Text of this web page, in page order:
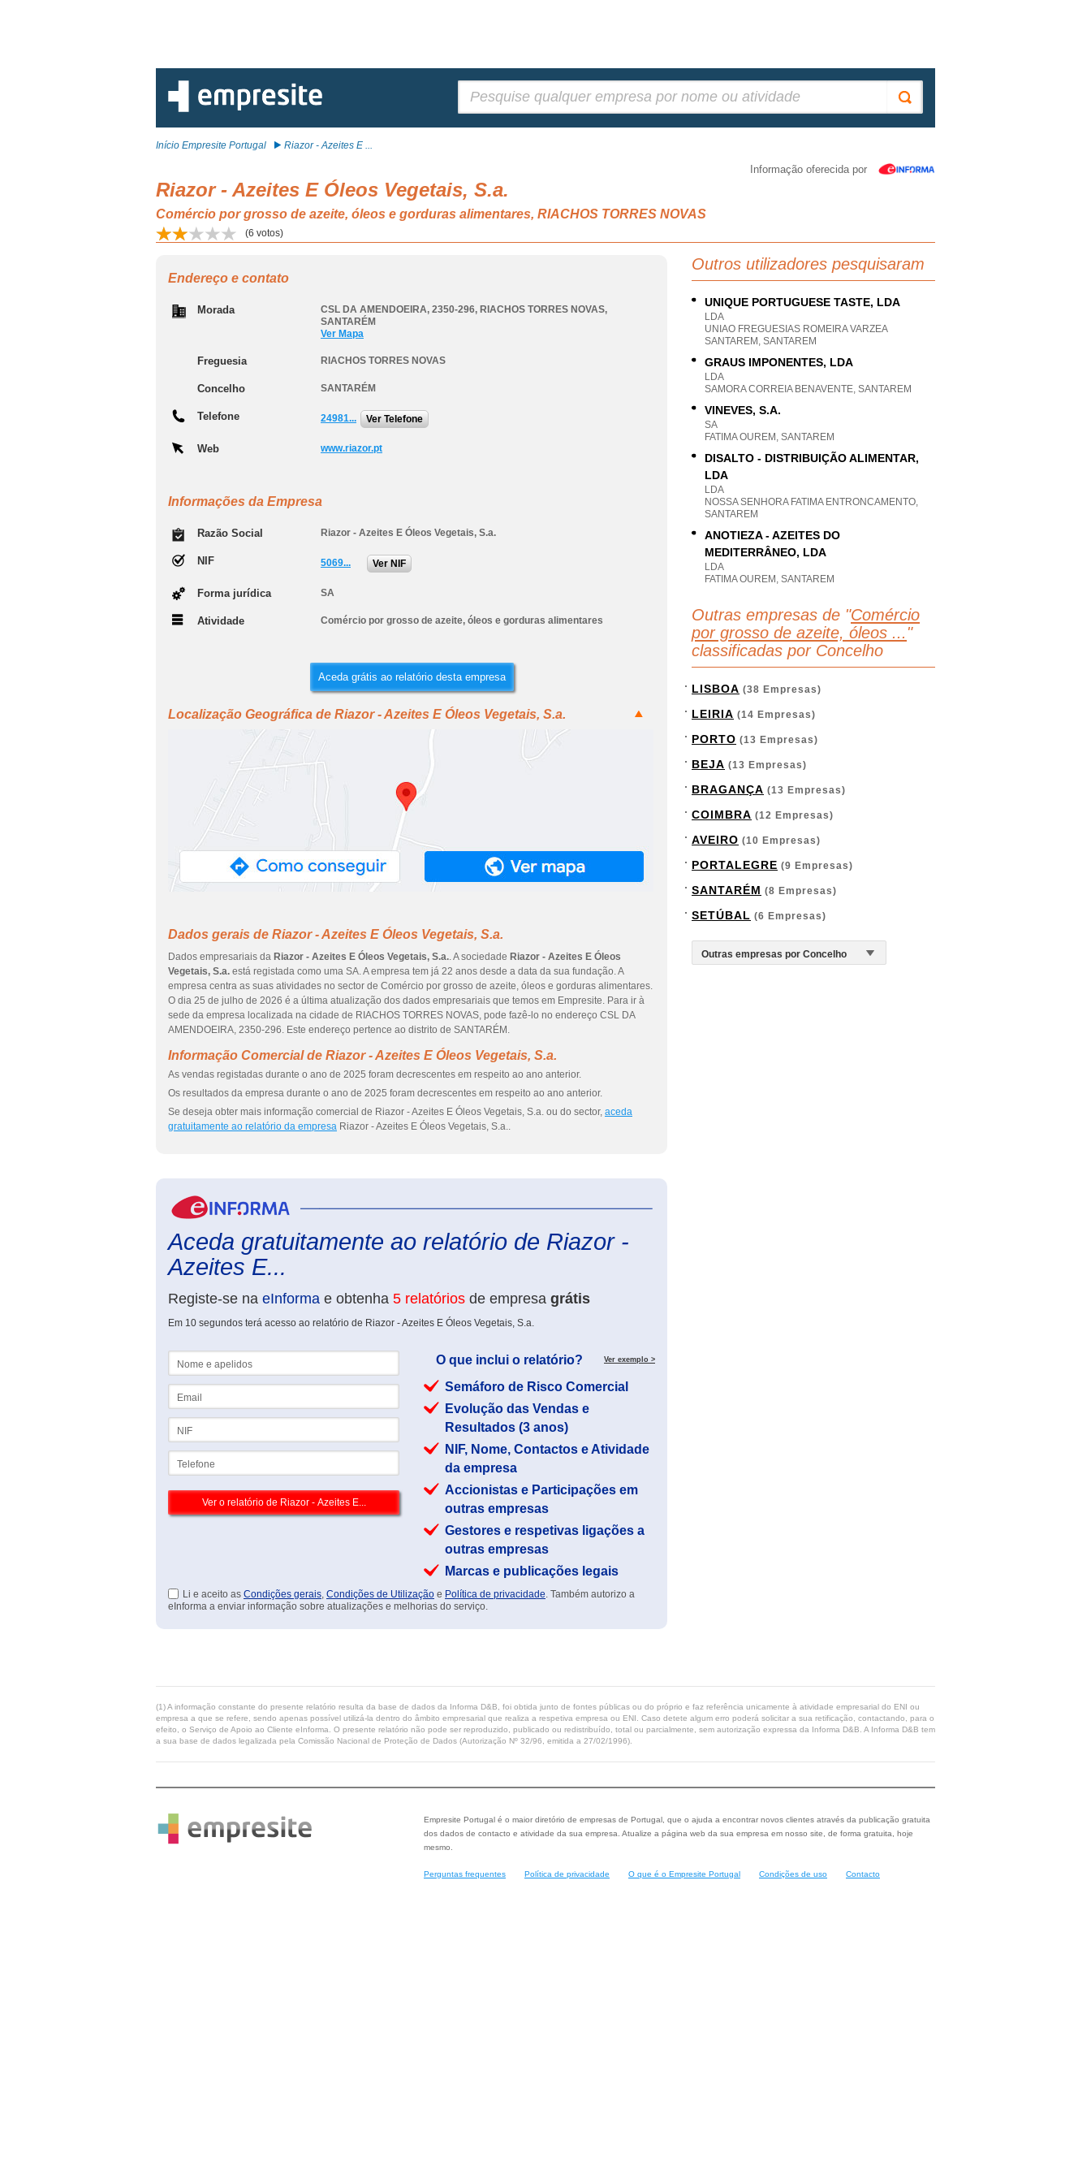
Início Empresite Portugal Riazor - Azeites E ...
Informação oferecida por
Riazor - Azeites E Óleos Vegetais, S.a.
Comércio por grosso de azeite, óleos e gorduras alimentares, RIACHOS TORRES NOVAS
(6 votos)
Endereço e contato
Morada CSL DA AMENDOEIRA, 2350-296, RIACHOS TORRES NOVAS,
SANTARÉM
Ver Mapa
Freguesia RIACHOS TORRES NOVAS
Concelho SANTARÉM
Telefone 24981... Ver Telefone
Web www.riazor.pt
Informações da Empresa
Razão Social Riazor - Azeites E Óleos Vegetais, S.a.
NIF 5069... Ver NIF
Forma jurídica SA
Atividade Comércio por grosso de azeite, óleos e gorduras alimentares
Aceda grátis ao relatório desta empresa
Localização Geográfica de Riazor - Azeites E Óleos Vegetais, S.a.
Dados gerais de Riazor - Azeites E Óleos Vegetais, S.a.
Dados empresariais da Riazor - Azeites E Óleos Vegetais, S.a.. A sociedade Riazor - Azeites E Óleos
Vegetais, S.a. está registada como uma SA. A empresa tem já 22 anos desde a data da sua fundação. A
empresa centra as suas atividades no sector de Comércio por grosso de azeite, óleos e gorduras alimentares.
O dia 25 de julho de 2026 é a última atualização dos dados empresariais que temos em Empresite. Para ir à
sede da empresa localizada na cidade de RIACHOS TORRES NOVAS, pode fazê-lo no endereço CSL DA
AMENDOEIRA, 2350-296. Este endereço pertence ao distrito de SANTARÉM.
Informação Comercial de Riazor - Azeites E Óleos Vegetais, S.a.
As vendas registadas durante o ano de 2025 foram decrescentes em respeito ao ano anterior.
Os resultados da empresa durante o ano de 2025 foram decrescentes em respeito ao ano anterior.
Se deseja obter mais informação comercial de Riazor - Azeites E Óleos Vegetais, S.a. ou do sector, aceda
gratuitamente ao relatório da empresa Riazor - Azeites E Óleos Vegetais, S.a..
Aceda gratuitamente ao relatório de Riazor -
Azeites E...
Registe-se na eInforma e obtenha 5 relatórios de empresa grátis
Em 10 segundos terá acesso ao relatório de Riazor - Azeites E Óleos Vegetais, S.a.
O que inclui o relatório? Ver exemplo >
Semáforo de Risco Comercial
Evolução das Vendas e
Resultados (3 anos)
NIF, Nome, Contactos e Atividade
da empresa
Accionistas e Participações em
outras empresas
Gestores e respetivas ligações a
outras empresas
Marcas e publicações legais
Li e aceito as Condições gerais, Condições de Utilização e Política de privacidade. Também autorizo a
eInforma a enviar informação sobre atualizações e melhorias do serviço.
Outros utilizadores pesquisaram
UNIQUE PORTUGUESE TASTE, LDA
LDA
UNIAO FREGUESIAS ROMEIRA VARZEA
SANTAREM, SANTAREM
GRAUS IMPONENTES, LDA
LDA
SAMORA CORREIA BENAVENTE, SANTAREM
VINEVES, S.A.
SA
FATIMA OUREM, SANTAREM
DISALTO - DISTRIBUIÇÃO ALIMENTAR,
LDA
LDA
NOSSA SENHORA FATIMA ENTRONCAMENTO,
SANTAREM
ANOTIEZA - AZEITES DO
MEDITERRÂNEO, LDA
LDA
FATIMA OUREM, SANTAREM
Outras empresas de "Comércio
por grosso de azeite, óleos ... "
classificadas por Concelho
LISBOA (38 Empresas)
LEIRIA (14 Empresas)
PORTO (13 Empresas)
BEJA (13 Empresas)
BRAGANÇA (13 Empresas)
COIMBRA (12 Empresas)
AVEIRO (10 Empresas)
PORTALEGRE (9 Empresas)
SANTARÉM (8 Empresas)
SETÚBAL (6 Empresas)
(1) A informação constante do presente relatório resulta da base de dados da Informa D&B, foi obtida junto de fontes públicas ou do próprio e faz referência unicamente à atividade empresarial do ENI ou
empresa a que se refere, sendo apenas possível utilizá-la dentro do âmbito empresarial que realiza a respetiva empresa ou ENI. Caso detete algum erro poderá solicitar a sua retificação, contactando, para o
efeito, o Serviço de Apoio ao Cliente eInforma. O presente relatório não pode ser reproduzido, publicado ou redistribuído, total ou parcialmente, sem autorização expressa da Informa D&B. A Informa D&B tem
a sua base de dados legalizada pela Comissão Nacional de Proteção de Dados (Autorização Nº 32/96, emitida a 27/02/1996).
Empresite Portugal é o maior diretório de empresas de Portugal, que o ajuda a encontrar novos clientes através da publicação gratuita
dos dados de contacto e atividade da sua empresa. Atualize a página web da sua empresa em nosso site, de forma gratuita, hoje
mesmo.
Perguntas frequentes Política de privacidade O que é o Empresite Portugal Condições de uso Contacto